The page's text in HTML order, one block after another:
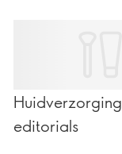
Huidverzorging
editorials